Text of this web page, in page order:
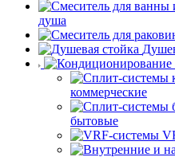
душа
коммерческие
бытовые